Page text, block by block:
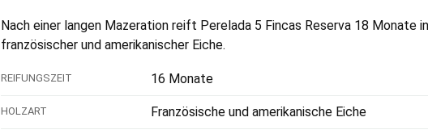
Nach einer langen Mazeration reift Perelada 5 Fincas Reserva 18 Monate
französischer und amerikanischer Eiche.
REIFUNGSZEIT 16 Monate
HOLZART Französische und amerikanische Eiche